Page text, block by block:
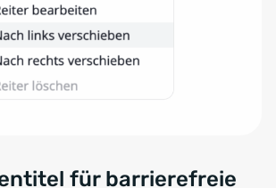
für barrierefreie